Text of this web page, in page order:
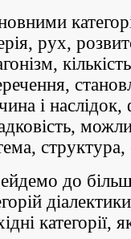
рух,
і наслідок,
структура,
до
категорії,